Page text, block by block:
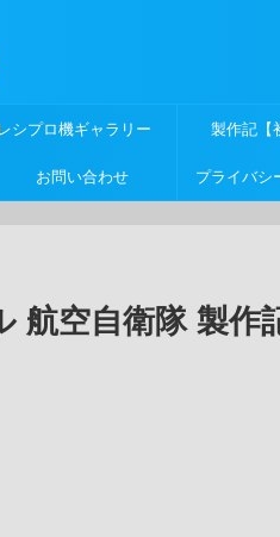
レシプロ機ギャラリー 製作記【
お問い合わせ プライバシ
航空自衛隊 製作